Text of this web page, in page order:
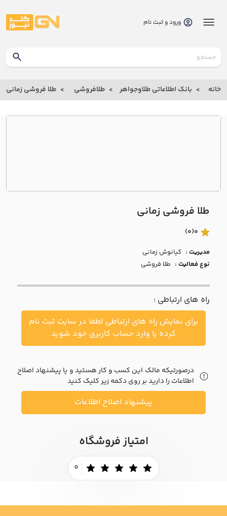
بانک
بانک
اطلاعاتی
درباره
با ما
مقالات
اخبار
پرسش
متداول
خواست
ورود و ثبت نام
خانه بانک اطلاعاتی طلاوجواهر طلافروشی طلا فروشی زماني
طلا فروشی زماني
0
(0)
مدیریت : کيانوش زماني
نوع فعالیت : طلا فروشی
راه های ارتباطی :
برای نمایش راه های ارتباطی لطفا در سایت ثبت نام
کرده یا وارد حساب کاربری خود شوید
درصورتیکه مالک این کسب و کار هستید و یا پیشنهاد اصلاح
اطلاعات را دارید بر روی دکمه زیر کلیک کنید
پیشنهاد اصلاح اطلاعات
امتیاز فروشگاه
0